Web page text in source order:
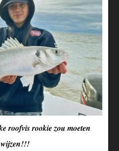
roofvis rookie zou moeten